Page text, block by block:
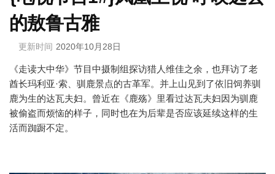
的敖鲁古雅
更新时间 2020年10月28日
《走读大中华》节目中摄制组探访猎人维佳之余，也拜访了老
酋长玛利亚·索、驯鹿景点的古革军。并上山见到了依旧饲养驯
鹿为生的达瓦夫妇。曾近在《鹿殇》里看过达瓦夫妇因为驯鹿
被偷盗而烦恼的样子，同时也在为后辈是否应该延续这样的生
活而踟蹰不定。